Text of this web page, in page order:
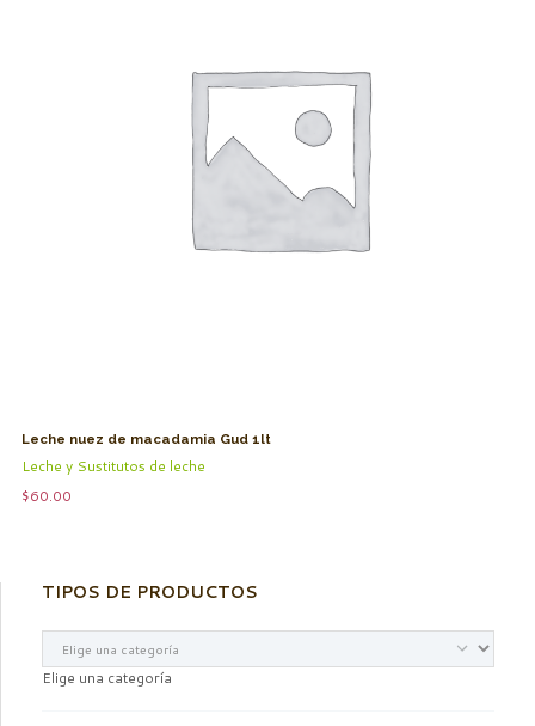
Leche nuez de macadamia Gud 1lt
Leche y Sustitutos de leche
$60.00
TIPOS DE PRODUCTOS
Elige una categoría